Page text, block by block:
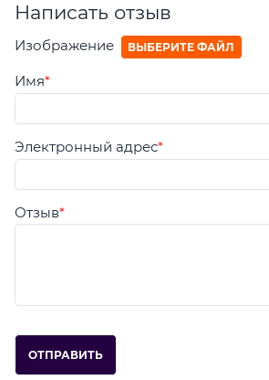
Написать отзыв
Изображение ВЫБЕРИТЕ ФАЙЛ
Имя
Электронный адрес
Отзыв